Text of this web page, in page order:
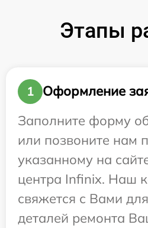
Этапы
1
Оформление
Заполните форму
или позвоните нам
указанному на
центра Infinix. Наш
свяжется с Вами
деталей ремонта